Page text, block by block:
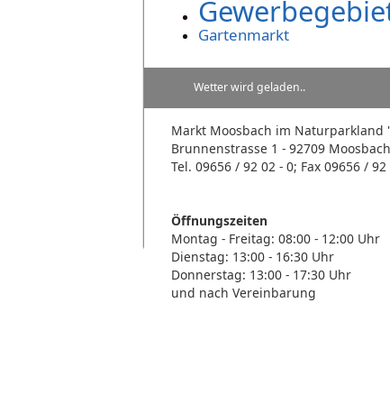
Gartenmarkt
Wetter wird geladen..
Markt Moosbach im
Brunnenstrasse 1 - 92709 Moosbach
Tel. 09656 / 92 02 - 0; Fax 09656 / 92
Öffnungszeiten
Montag - Freitag: 08:00 - 12:00 Uhr
Dienstag: 13:00 - 16:30 Uhr
Donnerstag: 13:00 - 17:30 Uhr
und nach Vereinbarung